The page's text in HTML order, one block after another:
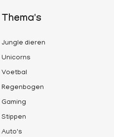
Thema's
Jungle dieren
Unicorns
Voetbal
Regenbogen
Gaming
Stippen
Auto's